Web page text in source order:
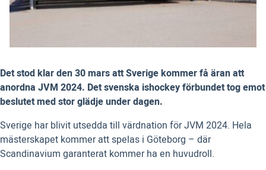
Det stod klar den 30 mars att Sverige kommer få äran att
anordna JVM 2024. Det svenska ishockey förbundet tog emot
beslutet med stor glädje under dagen.
Sverige har blivit utsedda till värdnation för JVM 2024. Hela
mästerskapet kommer att spelas i Göteborg – där
Scandinavium garanterat kommer ha en huvudroll.